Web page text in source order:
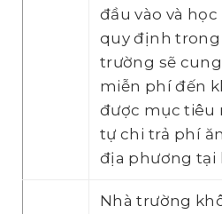
đầu vào và
quy định
trường sẽ
miễn phí đến
được mục tiêu
tự chi trả phí
địa phương tại
Nhà trường